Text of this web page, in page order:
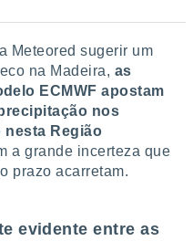
Meteored sugerir um
na Madeira, as
ECMWF apostam
nos
nesta Região
a grande incerteza que
prazo acarretam.
evidente entre as